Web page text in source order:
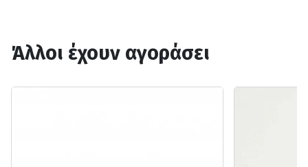
Άλλοι έχουν αγοράσει